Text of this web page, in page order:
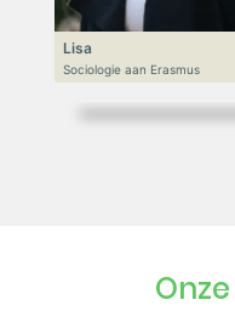
Lisa
Sociologie aan Erasmus